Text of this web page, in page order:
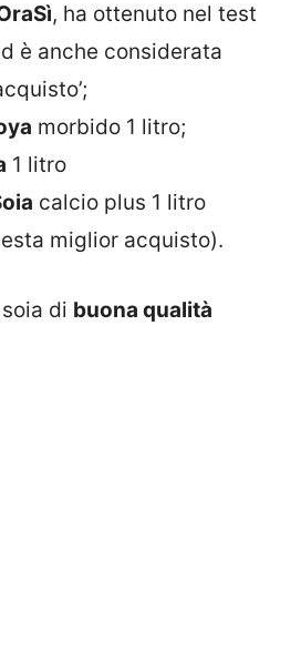
, ha ottenuto nel test
è anche considerata
morbido 1 litro;
1 litro
calcio plus 1 litro
miglior acquisto).
di buona qualità